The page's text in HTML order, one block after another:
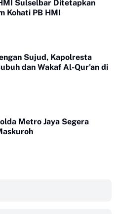
Sulselbar Ditetapkan
Kohati PB HMI
Sujud, Kapolresta
dan Wakaf Al-Qur'an di
Metro Jaya Segera